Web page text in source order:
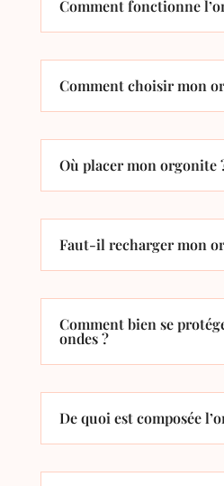
Comment fonctionne
Comment choisir mon
Où placer mon orgonite
Faut-il recharger mon
Comment bien se
ondes ?
De quoi est composée